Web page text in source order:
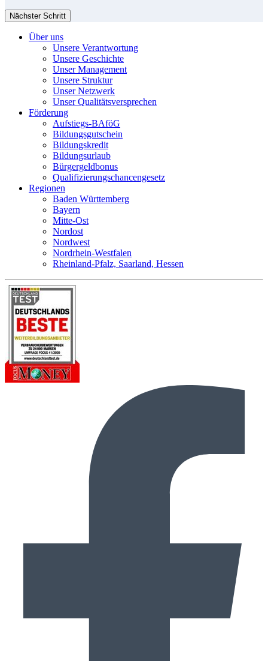
Nächster Schritt
Über uns
Unsere Verantwortung
Unsere Geschichte
Unser Management
Unsere Struktur
Unser Netzwerk
Unser Qualitätsversprechen
Förderung
Aufstiegs-BAföG
Bildungsgutschein
Bildungskredit
Bildungsurlaub
Bürgergeldbonus
Qualifizierungschancengesetz
Regionen
Baden Württemberg
Bayern
Mitte-Ost
Nordost
Nordwest
Nordrhein-Westfalen
Rheinland-Pfalz, Saarland, Hessen